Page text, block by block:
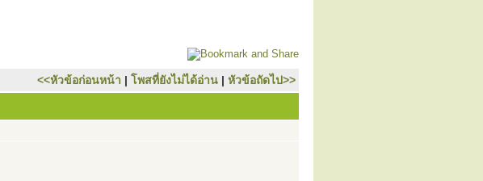
<<หัวข้อก่อนหน้า | โพสที่ยังไม่ได้อ่าน | หัวข้อถัดไป>>